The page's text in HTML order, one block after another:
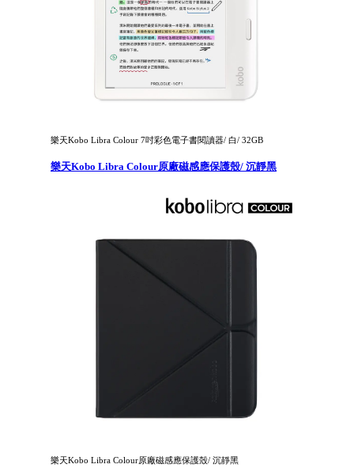
樂天Kobo Libra Colour 7吋彩色電子書閱讀器/ 白/ 32GB
樂天Kobo Libra Colour原廠磁感應保護殼/ 沉靜黑
樂天Kobo Libra Colour原廠磁感應保護殼/ 沉靜黑